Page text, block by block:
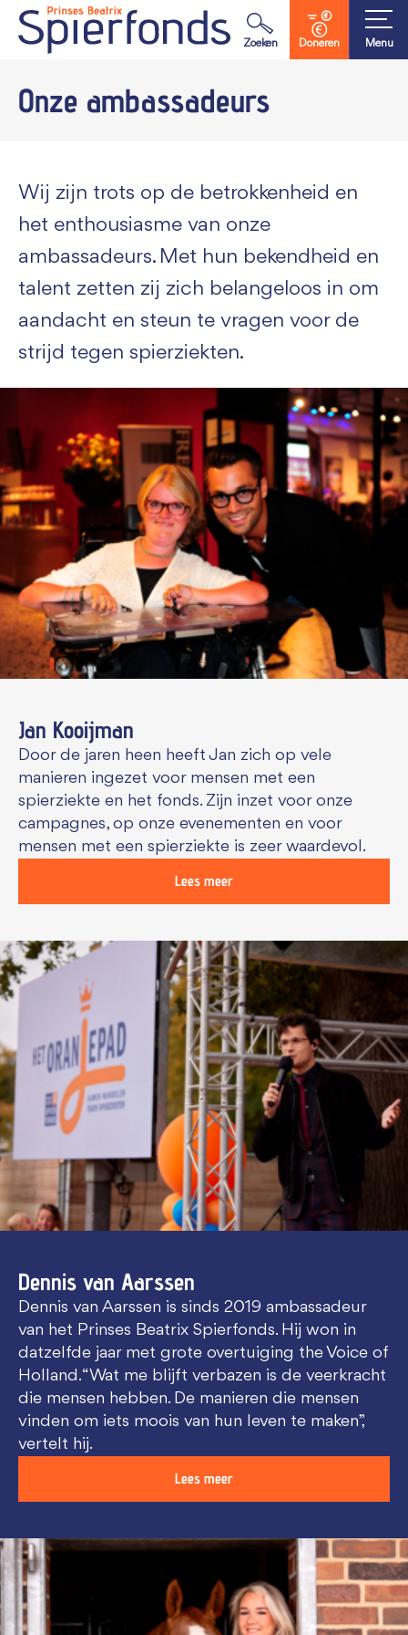
Zoeken Doneren Menu
Waar ben je naar op zoek?
Onze ambassadeurs
Wij zijn trots op de betrokkenheid en
het enthousiasme van onze
ambassadeurs. Met hun bekendheid en
talent zetten zij zich belangeloos in om
aandacht en steun te vragen voor de
strijd tegen spierziekten.
Jan Kooijman
Door de jaren heen heeft Jan zich op vele
manieren ingezet voor mensen met een
spierziekte en het fonds. Zijn inzet voor onze
campagnes, op onze evenementen en voor
mensen met een spierziekte is zeer waardevol.
Lees meer
Dennis van Aarssen
Dennis van Aarssen is sinds 2019 ambassadeur
van het Prinses Beatrix Spierfonds. Hij won in
datzelfde jaar met grote overtuiging the Voice of
Holland. “Wat me blijft verbazen is de veerkracht
die mensen hebben. De manieren die mensen
vinden om iets moois van hun leven te maken”,
vertelt hij.
Lees meer